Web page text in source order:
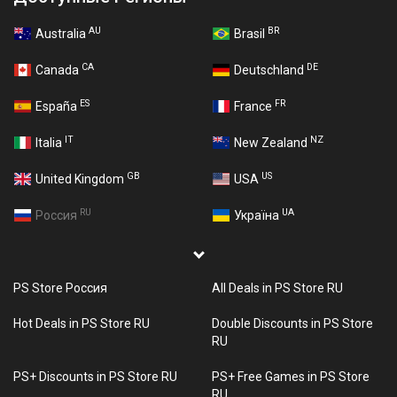
Australia AU Brasil BR
Canada CA Deutschland DE
España ES France FR
Italia IT New Zealand NZ
United Kingdom GB USA US
Россия RU Україна UA
PS Store Россия All Deals in PS Store RU
Hot Deals in PS Store RU
Double Discounts in PS Store
RU
PS+ Discounts in PS Store RU
PS+ Free Games in PS Store